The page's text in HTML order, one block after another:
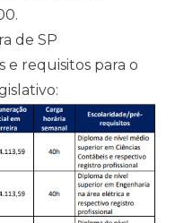
de SP
e requisitos para o